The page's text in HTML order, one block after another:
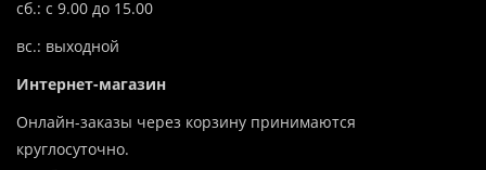
сб.: с 9.00 до 15.00
вс.: выходной
Интернет-магазин
Онлайн-заказы через корзину принимаются
круглосуточно.